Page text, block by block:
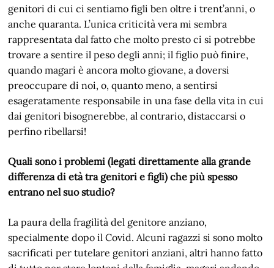
genitori di cui ci sentiamo figli ben oltre i trent’anni, o
anche quaranta. L’unica criticità vera mi sembra
rappresentata dal fatto che molto presto ci si potrebbe
trovare a sentire il peso degli anni; il figlio può finire,
quando magari è ancora molto giovane, a doversi
preoccupare di noi, o, quanto meno, a sentirsi
esageratamente responsabile in una fase della vita in cui
dai genitori bisognerebbe, al contrario, distaccarsi o
perfino ribellarsi!
Quali sono i problemi (legati direttamente alla grande
differenza di età tra genitori e figli) che più spesso
entrano nel suo studio?
La paura della fragilità del genitore anziano,
specialmente dopo il Covid. Alcuni ragazzi si sono molto
sacrificati per tutelare genitori anziani, altri hanno fatto